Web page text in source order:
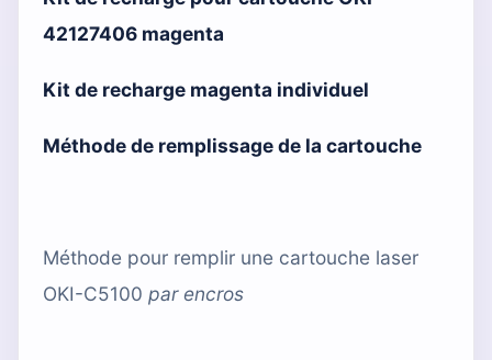
42127406 magenta
Kit de recharge magenta individuel
Méthode de remplissage de la cartouche
Méthode pour remplir une cartouche laser
OKI-C5100 parencros